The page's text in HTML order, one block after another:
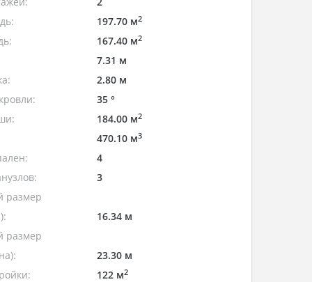
197.70 м2
167.40 м2
7.31 м
2.80 м
35 °
184.00 м2
470.10 м3
4
3
размер
16.34 м
размер
23.30 м
122 м2